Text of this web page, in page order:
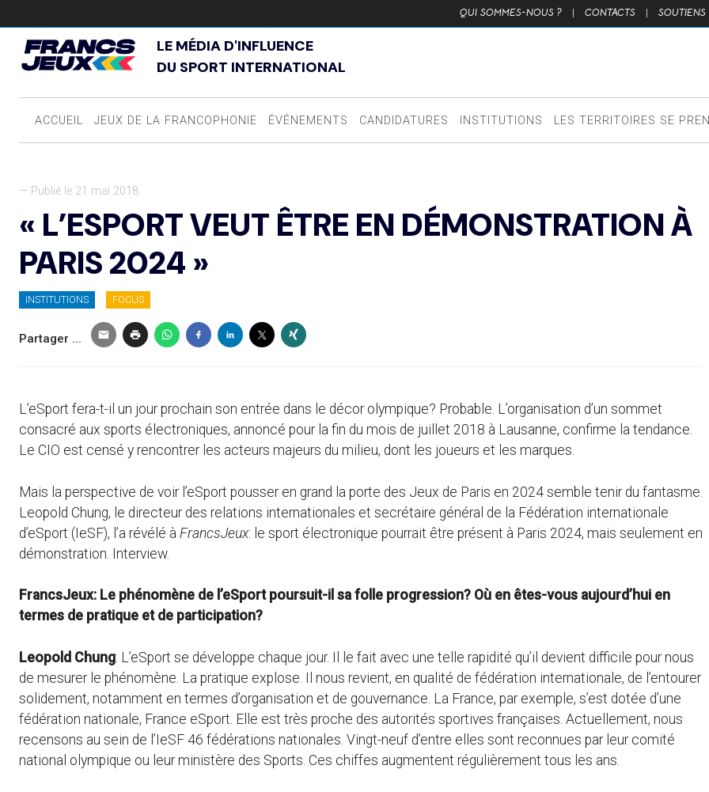
QUI SOMMES-NOUS ? | CONTACTS | SOUTIENS
LE MÉDIA D'INFLUENCE
DU SPORT INTERNATIONAL
ACCUEIL JEUX DE LA FRANCOPHONIE ÉVÉNEMENTS CANDIDATURES INSTITUTIONS LES TERRITOIRES SE
— Publié le 21 mai 2018
« L’ESPORT VEUT ÊTRE EN DÉMONSTRATION À
PARIS 2024 »
INSTITUTIONS FOCUS
Partager ...
L’eSport fera-t-il un jour prochain son entrée dans le décor olympique? Probable. L’organisation d’un sommet
consacré aux sports électroniques, annoncé pour la fin du mois de juillet 2018 à Lausanne, confirme la tendance.
Le CIO est censé y rencontrer les acteurs majeurs du milieu, dont les joueurs et les marques.
Mais la perspective de voir l’eSport pousser en grand la porte des Jeux de Paris en 2024 semble tenir du fantasme.
Leopold Chung, le directeur des relations internationales et secrétaire général de la Fédération internationale
d’eSport (IeSF), l’a révélé à FrancsJeux: le sport électronique pourrait être présent à Paris 2024, mais seulement en
démonstration. Interview.
FrancsJeux: Le phénomène de l’eSport poursuit-il sa folle progression? Où en êtes-vous aujourd’hui en
termes de pratique et de participation?
Leopold Chung: L’eSport se développe chaque jour. Il le fait avec une telle rapidité qu’il devient difficile pour nous
de mesurer le phénomène. La pratique explose. Il nous revient, en qualité de fédération internationale, de l’entourer
solidement, notamment en termes d’organisation et de gouvernance. La France, par exemple, s’est dotée d’une
fédération nationale, France eSport. Elle est très proche des autorités sportives françaises. Actuellement, nous
recensons au sein de l’IeSF 46 fédérations nationales. Vingt-neuf d’entre elles sont reconnues par leur comité
national olympique ou leur ministère des Sports. Ces chiffes augmentent régulièrement tous les ans.